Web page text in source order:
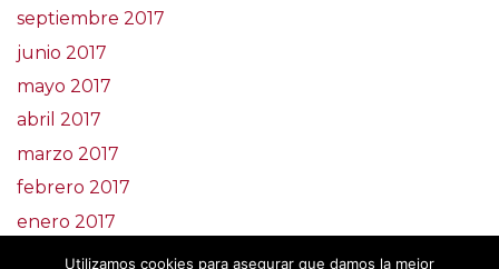
septiembre 2017
junio 2017
mayo 2017
abril 2017
marzo 2017
febrero 2017
enero 2017
noviembre 2016
Utilizamos cookies para asegurar que damos la mejor